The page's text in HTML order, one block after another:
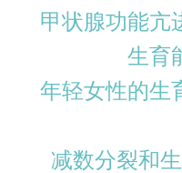
甲状腺功能亢
生育
年轻女性的生
减数分裂和